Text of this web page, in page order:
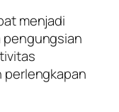
menjadi
pengungsian
perlengkapan